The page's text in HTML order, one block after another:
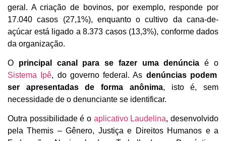
geral. A criação de bovinos, por exemplo, responde por
17.040 casos (27,1%), enquanto o cultivo da cana-de-
açúcar está ligado a 8.373 casos (13,3%), conforme dados
da organização.
O principal canal para se fazer uma denúncia é o
Sistema Ipê, do governo federal. As denúncias podem
ser apresentadas de forma anônima, isto é, sem
necessidade de o denunciante se identificar.
Outra possibilidade é o aplicativo Laudelina, desenvolvido
pela Themis – Gênero, Justiça e Direitos Humanos e a